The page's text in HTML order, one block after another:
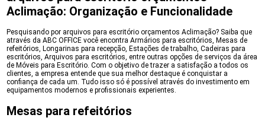
Aclimação: Organização e Funcionalidade
Pesquisando por arquivos para escritório orçamentos Aclimação? Saiba que
através da ABC OFFICE você encontra Armários para escritórios, Mesas de
refeitórios, Longarinas para recepção, Estações de trabalho, Cadeiras para
escritórios, Arquivos para escritórios, entre outras opções de serviços da área
de Móveis para Escritório. Com o objetivo de trazer a satisfação a todos os
clientes, a empresa entende que sua melhor destaque é conquistar a
confiança de cada um. Tudo isso só é possível através do investimento em
equipamentos modernos e profissionais experientes.
Mesas para refeitórios